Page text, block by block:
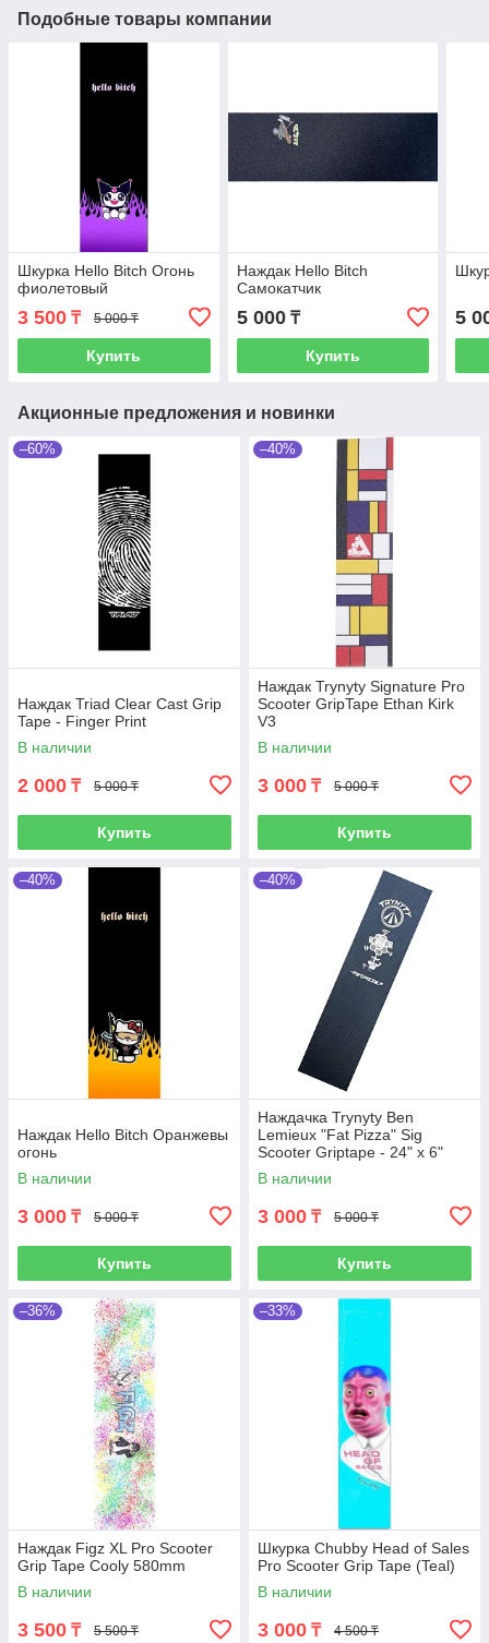
Подобные товары компании
Шкурка Hello Bitch Огонь
фиолетовый
3 500 ₸ 5 000 ₸
Купить
Наждак Hello Bitch
Самокатчик
5 000₸
Купить
5
Акционные предложения и новинки
–60%
Наждак Triad Clear Cast Grip
Tape - Finger Print
В наличии
2 000 ₸ 5 000 ₸
Купить
–40%
Наждак Trynyty Signature Pro
Scooter GripTape Ethan Kirk
V3
В наличии
3 000 ₸ 5 000 ₸
Купить
–40%
Наждак Hello Bitch Оранжевы
огонь
В наличии
3 000 ₸ 5 000 ₸
Купить
–40%
Наждачка Trynyty Ben
Lemieux "Fat Pizza" Sig
Scooter Griptape - 24" x 6"
В наличии
3 000 ₸ 5 000 ₸
Купить
–36%
Наждак Figz XL Pro Scooter
Grip Tape Cooly 580mm
В наличии
3 500 ₸ 5 500 ₸
–33%
Шкурка Chubby Head of Sales
Pro Scooter Grip Tape (Teal)
В наличии
3 000 ₸ 4 500 ₸